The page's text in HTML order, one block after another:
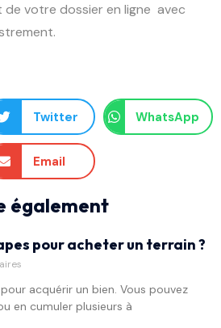
de votre dossier en ligne avec
Twitter WhatsApp
Email
également
pour acheter un terrain ?
acquérir un bien. Vous pouvez
en cumuler plusieurs à